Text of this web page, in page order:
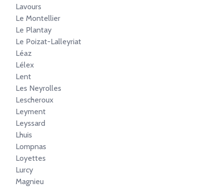
Lavours
Le Montellier
Le Plantay
Le Poizat-Lalleyriat
Léaz
Lélex
Lent
Les Neyrolles
Lescheroux
Leyment
Leyssard
Lhuis
Lompnas
Loyettes
Lurcy
Magnieu